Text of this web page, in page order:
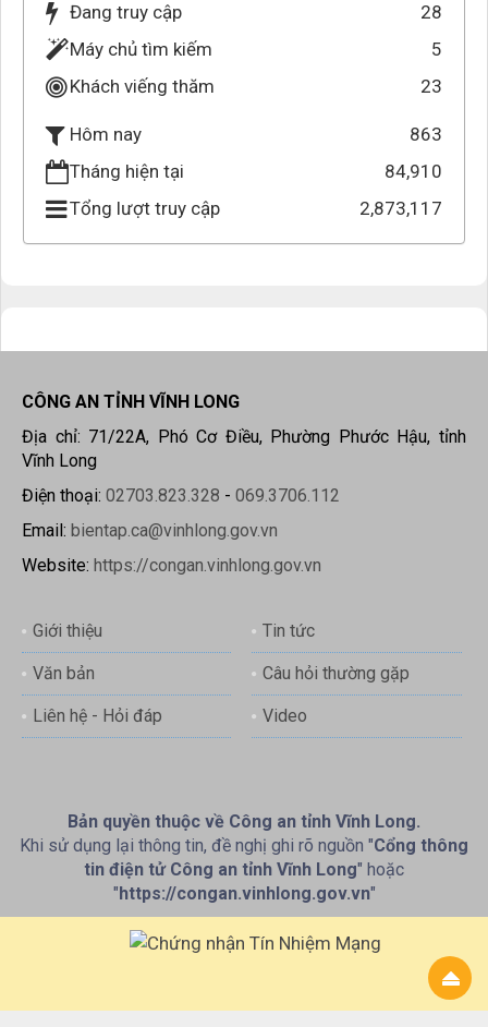
Đang truy cập
28
Máy chủ tìm kiếm
5
Khách viếng thăm
23
Hôm nay
863
Tháng hiện tại
84,910
Tổng lượt truy cập
2,873,117
CÔNG AN TỈNH VĨNH LONG
Địa chỉ: 71/22A, Phó Cơ Điều, Phường Phước Hậu, tỉnh
Vĩnh Long
Điện thoại: 02703.823.328 - 069.3706.112
Email: bientap.ca@vinhlong.gov.vn
Website: https://congan.vinhlong.gov.vn
Giới thiệu Tin tức
Văn bản Câu hỏi thường gặp
Liên hệ - Hỏi đáp Video
Bản quyền thuộc về Công an tỉnh Vĩnh Long.
Khi sử dụng lại thông tin, đề nghị ghi rõ nguồn "Cổng thông
tin điện tử Công an tỉnh Vĩnh Long" hoặc
"https://congan.vinhlong.gov.vn"